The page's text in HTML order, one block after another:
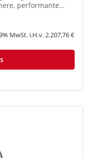
performante
MwSt. i.H.v. 2.207,76 €